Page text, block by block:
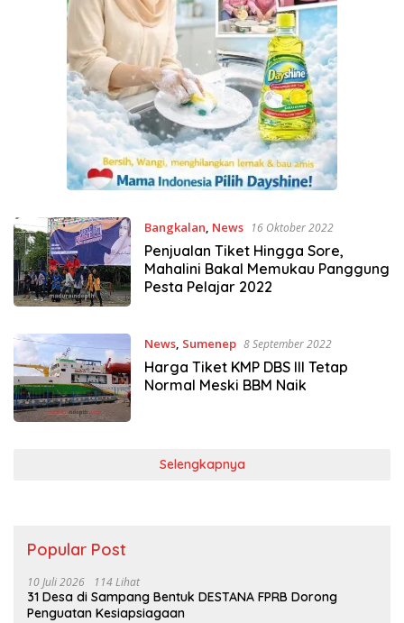
Bangkalan, News 16 Oktober 2022
Penjualan Tiket Hingga Sore,
Mahalini Bakal Memukau Panggung
Pesta Pelajar 2022
News, Sumenep 8 September 2022
Harga Tiket KMP DBS III Tetap
Normal Meski BBM Naik
Selengkapnya
Popular Post
10 Juli 2026 114 Lihat
31 Desa di Sampang Bentuk DESTANA FPRB Dorong
Penguatan Kesiapsiagaan